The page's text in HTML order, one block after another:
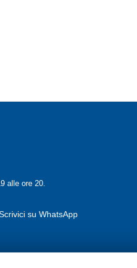
alle ore 20.
su WhatsApp